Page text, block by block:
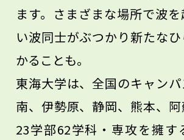
ます。さまざまな場所で波
い波同士がぶつかり新たな
かることも。
東海大学は、全国のキャン
南、伊勢原、静岡、熊本、
23学部62学科・専攻を擁す